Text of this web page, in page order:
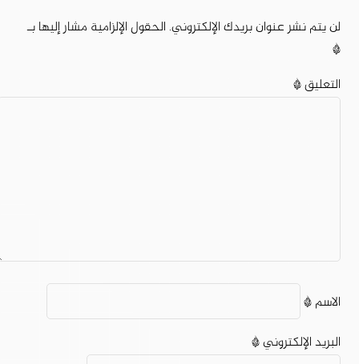
لن يتم نشر عنوان بريدك الإلكتروني. الحقول الإلزامية مشار إليها بـ
*
التعليق*
الاسم*
البريد الإلكتروني*